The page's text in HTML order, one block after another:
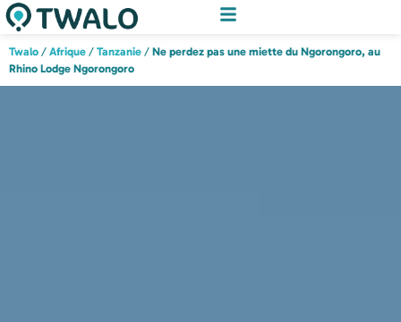
Twalo / Afrique / Tanzanie / Ne perdez pas une miette du Ngorongoro, au
Rhino Lodge Ngorongoro